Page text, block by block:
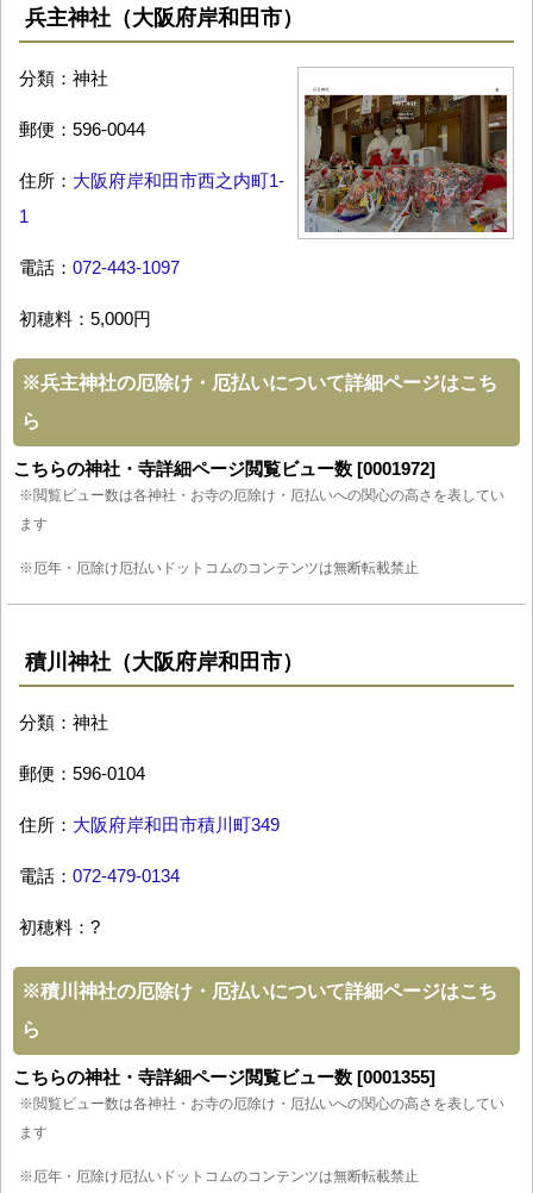
兵主神社（大阪府岸和田市）
分類：神社
郵便：596-0044
住所： 大阪府岸和田市西之内町1-
1
電話： 072-443-1097
初穂料：5,000円
※兵主神社の厄除け・厄払いについて詳細ページはこち
ら
こちらの神社・寺詳細ページ閲覧ビュー数 [0001972]
※閲覧ビュー数は各神社・お寺の厄除け・厄払いへの関心の高さを表してい
ます
※厄年・厄除け厄払いドットコムのコンテンツは無断転載禁止
積川神社（大阪府岸和田市）
分類：神社
郵便：596-0104
住所： 大阪府岸和田市積川町349
電話： 072-479-0134
初穂料：?
※積川神社の厄除け・厄払いについて詳細ページはこち
ら
こちらの神社・寺詳細ページ閲覧ビュー数 [0001355]
※閲覧ビュー数は各神社・お寺の厄除け・厄払いへの関心の高さを表してい
ます
※厄年・厄除け厄払いドットコムのコンテンツは無断転載禁止